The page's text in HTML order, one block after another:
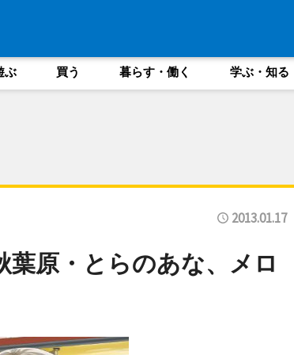
ぶ 買う 暮らす・働く 学ぶ・知る
2013.01.17
葉原・とらのあな、メロ